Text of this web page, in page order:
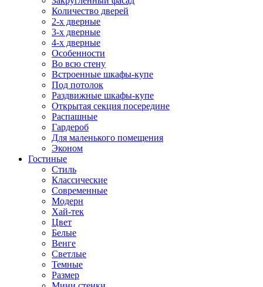
Количество дверей
2-х дверные
3-х дверные
4-х дверные
Особенности
Во всю стену
Встроенные шкафы-купе
Под потолок
Раздвижные шкафы-купе
Открытая секция посередине
Распашные
Гардероб
Для маленького помещения
Эконом
Гостиные
Стиль
Классические
Современные
Модерн
Хай-тек
Цвет
Белые
Венге
Светлые
Темные
Размер